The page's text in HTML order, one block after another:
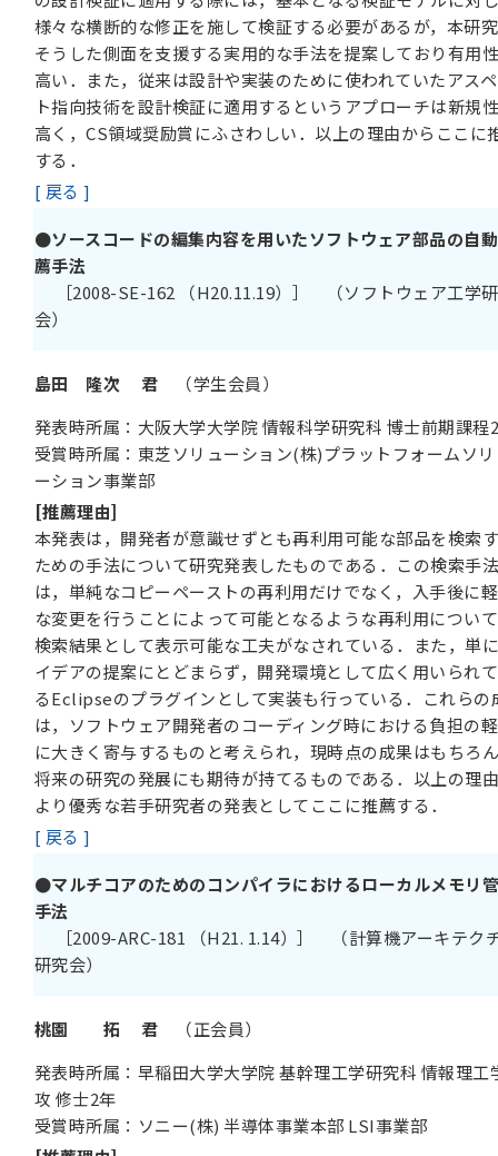
様々な横断的な修正を施して検証する必要があるが，本研
そうした側面を支援する実用的な手法を提案しており有用
高い．また，従来は設計や実装のために使われていたアス
ト指向技術を設計検証に適用するというアプローチは新規
高く，CS領域奨励賞にふさわしい．以上の理由からここに
する．
[ 戻る ]
●ソースコードの編集内容を用いたソフトウェア部品の自
薦手法
［2008-SE-162 （H20.11.19）］ （ソフトウェア工学
会）
島田 隆次 君 （学生会員）
発表時所属：大阪大学大学院 情報科学研究科 博士前期課程
受賞時所属：東芝ソリューション(株)プラットフォームソ
ーション事業部
[推薦理由]
本発表は，開発者が意識せずとも再利用可能な部品を検索
ための手法について研究発表したものである．この検索手
は，単純なコピーペーストの再利用だけでなく，入手後に
な変更を行うことによって可能となるような再利用につい
検索結果として表示可能な工夫がなされている．また，単
イデアの提案にとどまらず，開発環境として広く用いられ
るEclipseのプラグインとして実装も行っている．これらの
は，ソフトウェア開発者のコーディング時における負担の
に大きく寄与するものと考えられ，現時点の成果はもちろ
将来の研究の発展にも期待が持てるものである．以上の理
より優秀な若手研究者の発表としてここに推薦する．
[ 戻る ]
●マルチコアのためのコンパイラにおけるローカルメモリ
手法
［2009-ARC-181 （H21. 1.14）］ （計算機アーキテク
研究会）
桃園 拓 君 （正会員）
発表時所属：早稲田大学大学院 基幹理工学研究科 情報理工
攻 修士2年
受賞時所属：ソニー(株) 半導体事業本部 LSI事業部